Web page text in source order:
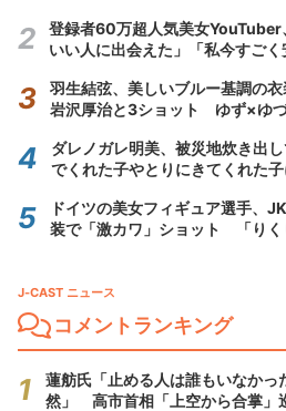
登録者60万超人気美女
いい人に出会えた」「私今すごく
羽生結弦、美しいブルー基調の
岩沢厚治と3ショット ゆず×ゆ
ダレノガレ明美、被災地炊き出
でくれた子やとりにきてくれた子
ドイツの美女フィギュア選手、
装で「激カワ」ショット 「りく
J-CAST ニュース
コメントランキング
蓮舫氏「止める人は誰もいなかっ
然」 高市首相「上空から合掌」